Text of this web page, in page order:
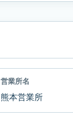
営業所名
熊本営業所